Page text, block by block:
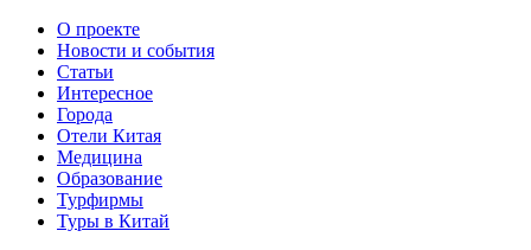
О проекте
Новости и события
Статьи
Интересное
Города
Отели Китая
Медицина
Образование
Турфирмы
Туры в Китай